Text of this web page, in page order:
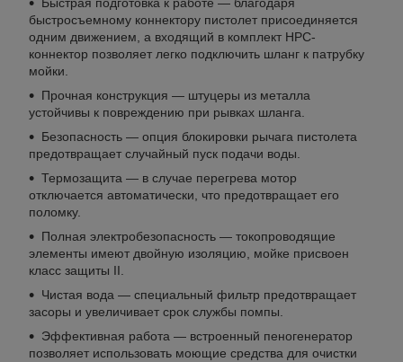
Быстрая подготовка к работе — благодаря
быстросъемному коннектору пистолет присоединяется
одним движением, а входящий в комплект HPC-
коннектор позволяет легко подключить шланг к патрубку
мойки.
Прочная конструкция — штуцеры из металла
устойчивы к повреждению при рывках шланга.
Безопасность — опция блокировки рычага пистолета
предотвращает случайный пуск подачи воды.
Термозащита — в случае перегрева мотор
отключается автоматически, что предотвращает его
поломку.
Полная электробезопасность — токопроводящие
элементы имеют двойную изоляцию, мойке присвоен
класс защиты II.
Чистая вода — специальный фильтр предотвращает
засоры и увеличивает срок службы помпы.
Эффективная работа — встроенный пеногенератор
позволяет использовать моющие средства для очистки